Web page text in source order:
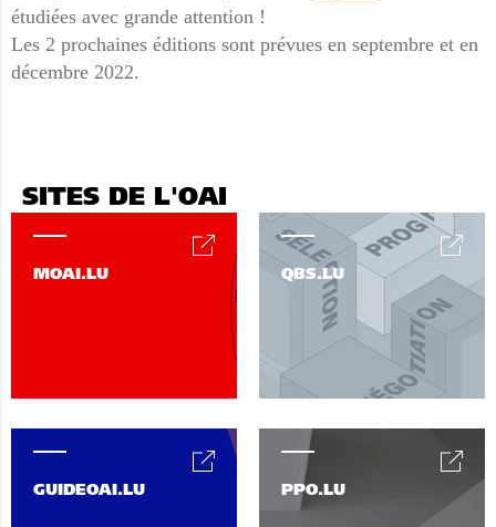
étudiées avec grande attention !
Les 2 prochaines éditions sont prévues en septembre et en
décembre 2022.
SITES DE L'OAI
MOAI.LU QBS.LU
PPO.LU
GUIDEOAI.LU